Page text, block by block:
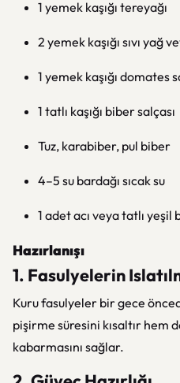
1 yemek kaşığı tereyağı
2 yemek kaşığı sıvı yağ
1 yemek kaşığı domates
1 tatlı kaşığı biber salçası
Tuz, karabiber, pul biber
4–5 su bardağı sıcak su
1 adet acı veya tatlı yeşil
Hazırlanışı
1. Fasulyelerin
Kuru fasulyeler bir gece
pişirme süresini kısaltır hem
kabarmasını sağlar.